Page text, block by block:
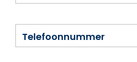
Telefoonnummer